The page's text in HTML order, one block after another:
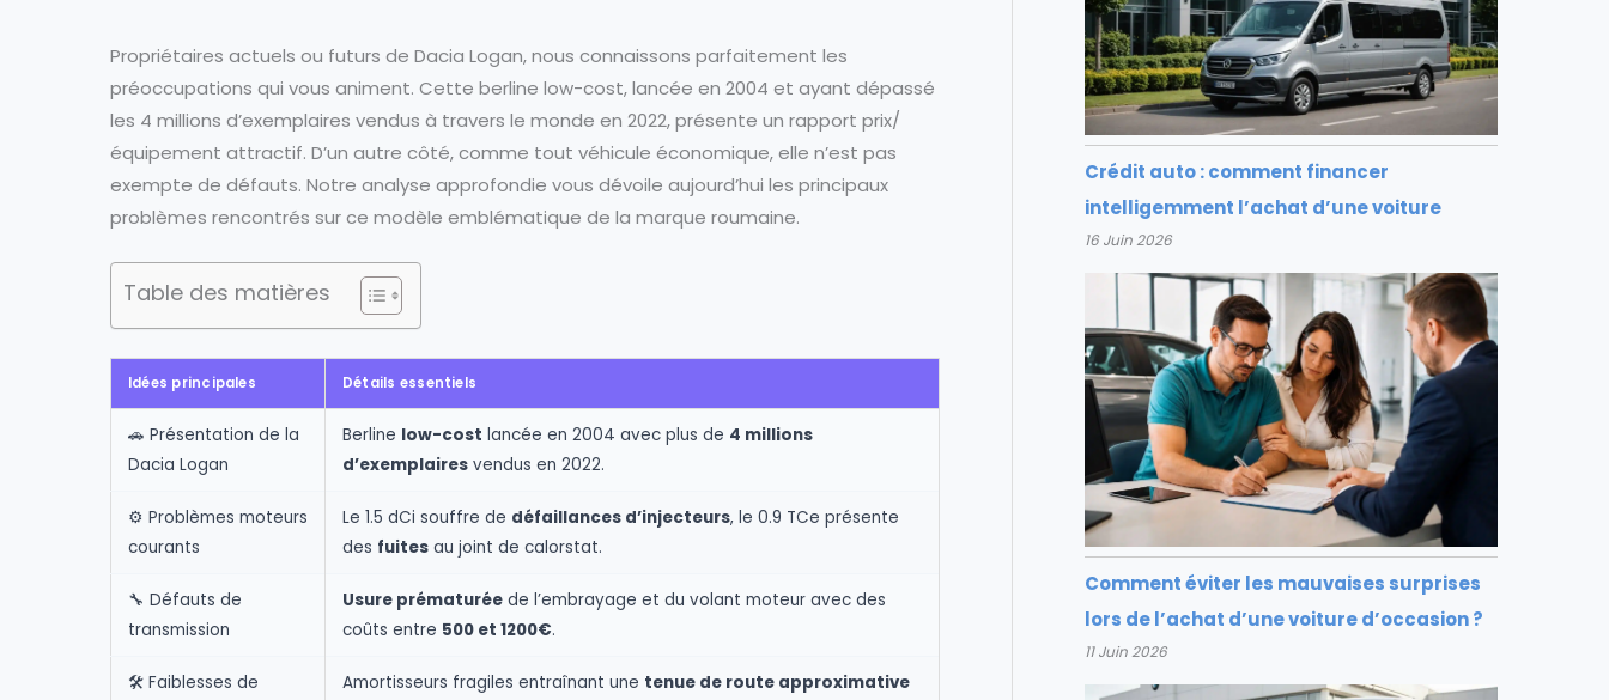
Propriétaires actuels ou futurs de Dacia Logan, nous connaissons parfaitement les
préoccupations qui vous animent. Cette berline low-cost, lancée en 2004 et ayant dépassé
les 4 millions d’exemplaires vendus à travers le monde en 2022, présente un rapport prix/
équipement attractif. D’un autre côté, comme tout véhicule économique, elle n’est pas
exempte de défauts. Notre analyse approfondie vous dévoile aujourd’hui les principaux
problèmes rencontrés sur ce modèle emblématique de la marque roumaine.
Table des matières
Idées principales Détails essentiels
🚗 Présentation de la
Dacia Logan
Berline low-cost lancée en 2004 avec plus de 4 millions
d’exemplaires vendus en 2022.
⚙️ Problèmes moteurs
courants
Le 1.5 dCi souffre de défaillances d’injecteurs, le 0.9 TCe présente
des fuites au joint de calorstat.
🔧 Défauts de
transmission
Usure prématurée de l’embrayage et du volant moteur avec des
coûts entre 500 et 1200€.
🛠️ Faiblesses de
Amortisseurs fragiles entraînant une tenue de route approximative
Crédit auto : comment financer
intelligemment l’achat d’une voiture
16 Juin 2026
Comment éviter les mauvaises surprises
lors de l’achat d’une voiture d’occasion ?
11 Juin 2026